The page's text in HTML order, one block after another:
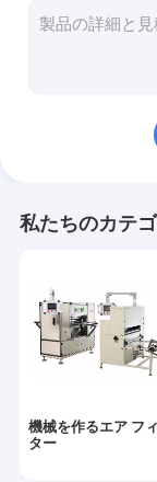
フィルター溶
HEPAのろ紙
PUのエア フ
金属繊維フィ
私たちのカテ
機械を作るエア フ
ター